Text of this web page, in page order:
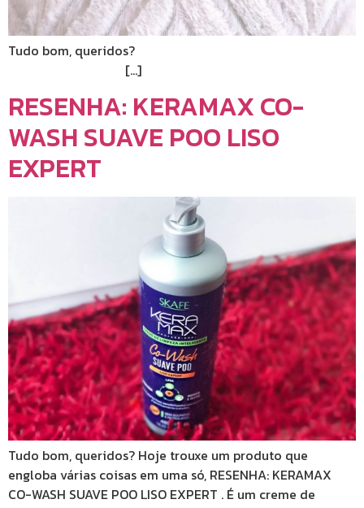
Tudo bom, queridos?
[…]
RESENHA: KERAMAX CO-
WASH SUAVE POO LISO
EXPERT
Tudo bom, queridos? Hoje trouxe um produto que
engloba várias coisas em uma só, RESENHA: KERAMAX
CO-WASH SUAVE POO LISO EXPERT . É um creme de